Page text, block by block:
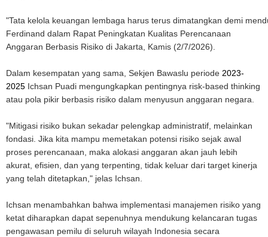
"Tata kelola keuangan lembaga harus terus dimatangkan demi
Ferdinand dalam Rapat Peningkatan Kualitas Perencanaan
Anggaran Berbasis Risiko di Jakarta, Kamis (2/7/2026).
Dalam kesempatan yang sama, Sekjen Bawaslu periode 2023-
2025 Ichsan Puadi mengungkapkan pentingnya risk-based thinking
atau pola pikir berbasis risiko dalam menyusun anggaran negara.
"Mitigasi risiko bukan sekadar pelengkap administratif, melainkan
fondasi. Jika kita mampu memetakan potensi risiko sejak awal
proses perencanaan, maka alokasi anggaran akan jauh lebih
akurat, efisien, dan yang terpenting, tidak keluar dari target kinerja
yang telah ditetapkan," jelas Ichsan.
Ichsan menambahkan bahwa implementasi manajemen risiko yang
ketat diharapkan dapat sepenuhnya mendukung kelancaran tugas
pengawasan pemilu di seluruh wilayah Indonesia secara